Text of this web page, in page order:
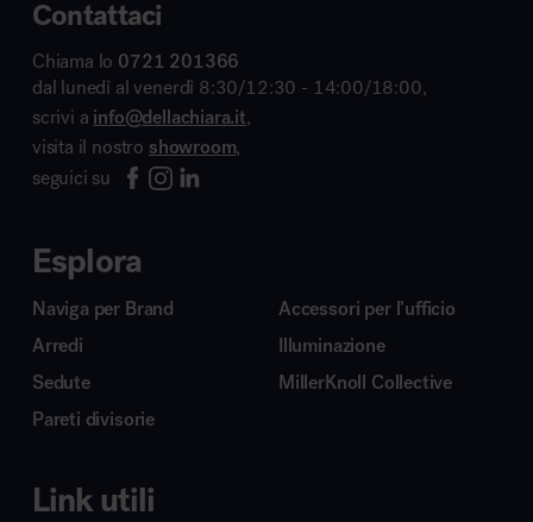
Contattaci
Chiama lo 0721 201366
dal lunedì al venerdì 8:30/12:30 - 14:00/18:00,
scrivi a info@dellachiara.it,
visita il nostro showroom,
seguici su
Esplora
Naviga per Brand
Arredi
Sedute
Pareti divisorie
Accessori per l’ufficio
Illuminazione
MillerKnoll Collective
Link utili